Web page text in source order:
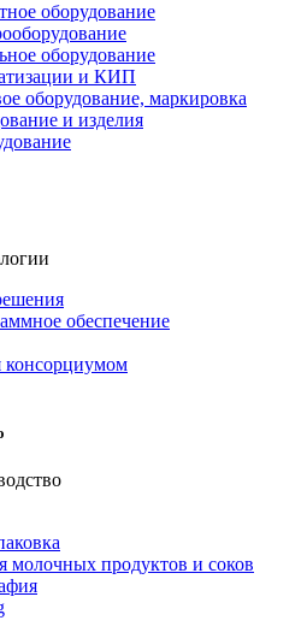
оборудование
оборудование
и КИП
оборудование, маркировка
и изделия
обеспечение
консорциумом
молочных продуктов и соков